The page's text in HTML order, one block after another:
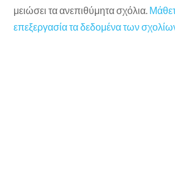
μειώσει τα ανεπιθύμητα σχόλια.
επεξεργασία τα δεδομένα των